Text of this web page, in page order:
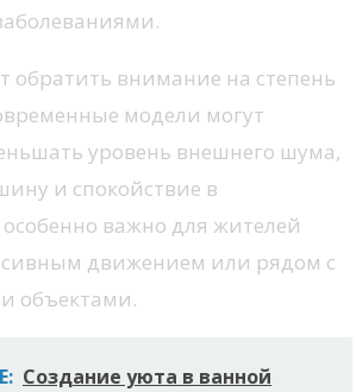
обратить внимание на степень
модели могут
уровень внешнего шума,
и спокойствие в
важно для жителей
движением или рядом с
объектами.
Создание уюта в ванной